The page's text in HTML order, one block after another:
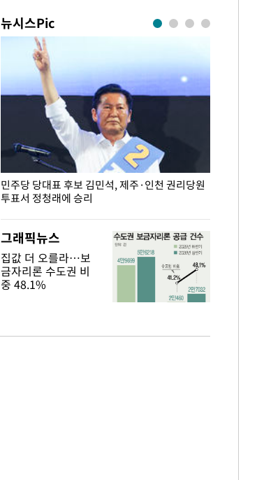
뉴시스Pic
민주당 당대표 후보 김민석, 제주·인천 권리당원
투표서 정청래에 승리
그래픽뉴스
집값 더 오를라…보
금자리론 수도권 비
중 48.1%